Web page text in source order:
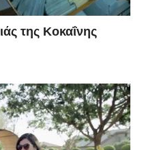
της Κοκαΐνης